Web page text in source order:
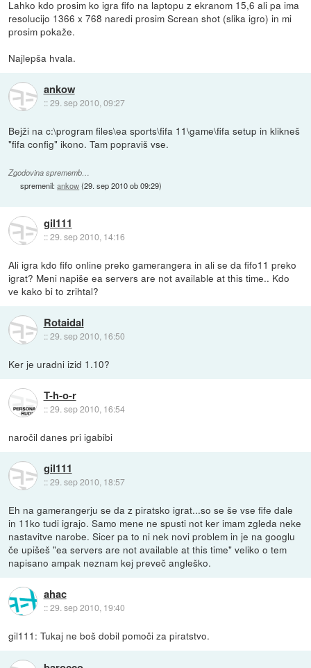
Lahko kdo prosim ko igra fifo na laptopu z ekranom 15,6 ali pa ima
resolucijo 1366 x 768 naredi prosim Screan shot (slika igro) in mi
prosim pokaže.
Najlepša hvala.
ankow
::29. sep 2010, 09:27
Bejži na c:\program files\ea sports\fifa 11\game\fifa setup in klikneš
"fifa config" ikono. Tam popraviš vse.
Zgodovina sprememb…
spremenil:ankow(29. sep 2010 ob 09:29)
gil111
::29. sep 2010, 14:16
Ali igra kdo fifo online preko gamerangera in ali se da fifo11 preko
igrat? Meni napiše ea servers are not available at this time.. Kdo
ve kako bi to zrihtal?
Rotaidal
::29. sep 2010, 16:50
Ker je uradni izid 1.10?
T-h-o-r
::29. sep 2010, 16:54
naročil danes pri igabibi
gil111
::29. sep 2010, 18:57
Eh na gamerangerju se da z piratsko igrat...so se še vse fife dale
in 11ko tudi igrajo. Samo mene ne spusti not ker imam zgleda neke
nastavitve narobe. Sicer pa to ni nek novi problem in je na googlu
če upišeš "ea servers are not available at this time" veliko o tem
napisano ampak neznam kej preveč angleško.
ahac
::29. sep 2010, 19:40
gil111: Tukaj ne boš dobil pomoči za piratstvo.